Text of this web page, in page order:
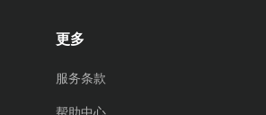
更多
服务条款